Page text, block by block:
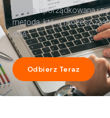
Prosta, uporządkowana i
metoda, którą możesz
dziś.
Odbierz Teraz